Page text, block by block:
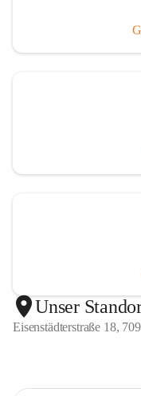
Unser
Eisenstädterstraße 18,